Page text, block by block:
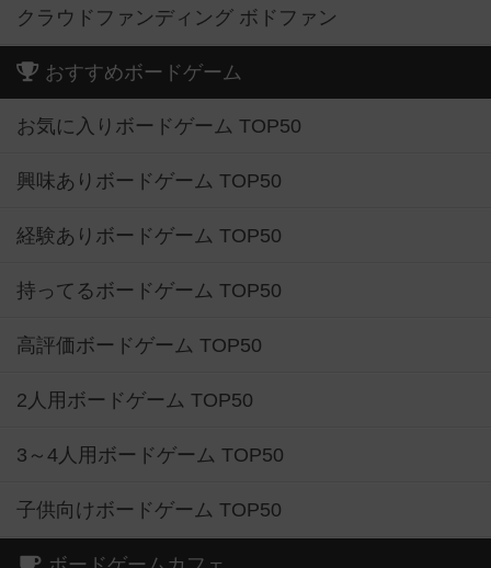
クラウドファンディング ボドファン
おすすめボードゲーム
お気に入りボードゲーム TOP50
興味ありボードゲーム TOP50
経験ありボードゲーム TOP50
持ってるボードゲーム TOP50
高評価ボードゲーム TOP50
2人用ボードゲーム TOP50
3～4人用ボードゲーム TOP50
子供向けボードゲーム TOP50